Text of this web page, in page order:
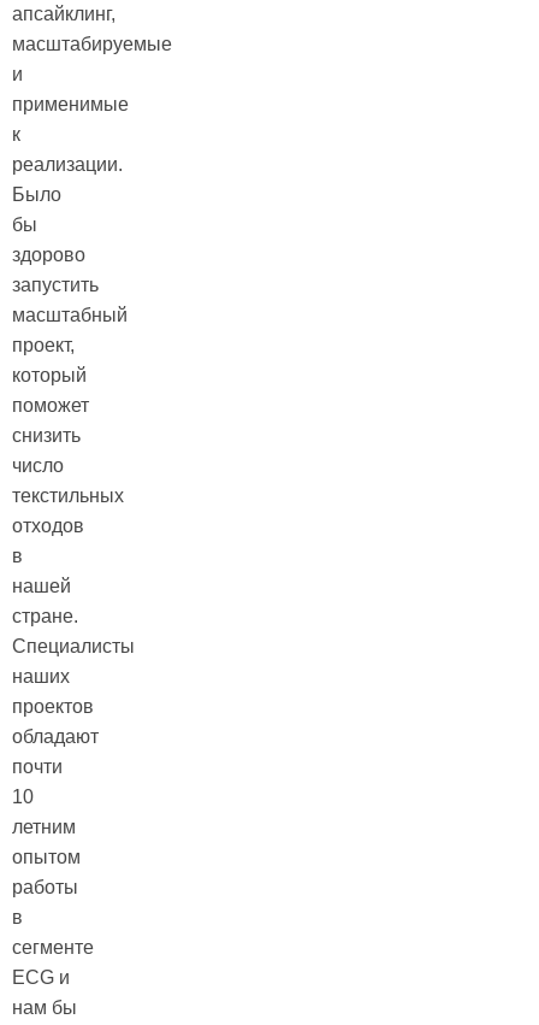
апсайклинг,
масштабируемые
и
применимые
к
реализации.
Было
бы
здорово
запустить
масштабный
проект,
который
поможет
снизить
число
текстильных
отходов
в
нашей
стране.
Специалисты
наших
проектов
обладают
почти
10
летним
опытом
работы
в
сегменте
ECG и
нам бы